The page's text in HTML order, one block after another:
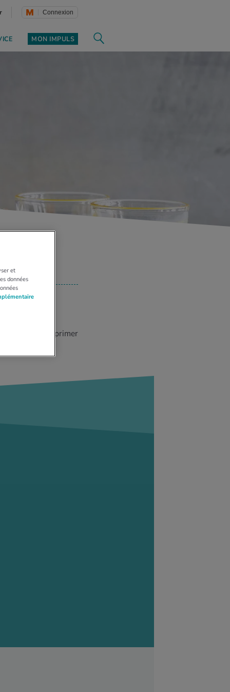
Connexion
MON IMPULS
Imprimer
et
données